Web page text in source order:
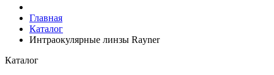
Главная
Каталог
Интраокулярные линзы Rayner
Каталог